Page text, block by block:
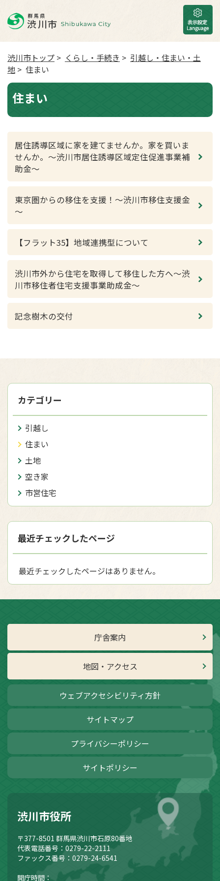
渋川市トップ > くらし・手続き > 引越し・住まい・土
地 > 住まい
住まい
居住誘導区域に家を建てませんか。家を買いま
せんか。～渋川市居住誘導区域定住促進事業補
助金～
東京圏からの移住を支援！～渋川市移住支援金
～
【フラット35】地域連携型について
渋川市外から住宅を取得して移住した方へ〜渋
川市移住者住宅支援事業助成金〜
記念樹木の交付
カテゴリー
引越し
住まい
土地
空き家
市営住宅
最近チェックしたページ
最近チェックしたページはありません。
庁舎案内
地図・アクセス
ウェブアクセシビリティ方針
サイトマップ
プライバシーポリシー
サイトポリシー
渋川市役所
〒377-8501 群馬県渋川市石原80番地
代表電話番号：0279-22-2111
ファックス番号：0279-24-6541
開庁時間：